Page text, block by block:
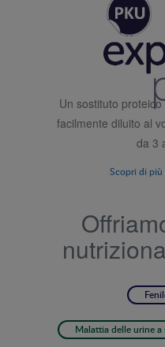
Un sostituto
facilmente diluito al
da 3
Scopri di più
Malattia delle urine